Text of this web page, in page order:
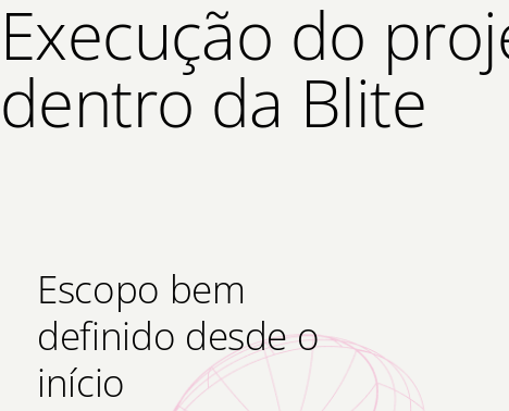
Execução do
dentro da Blite
Escopo bem
definido desde o
início